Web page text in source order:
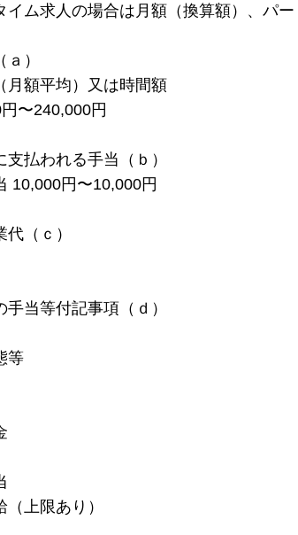
ム求人の場合は月額（換算額）、パー
）
月額平均）又は時間額
〜240,000円
支払われる手当（ｂ）
10,000円〜10,000円
代（ｃ）
手当等付記事項（ｄ）
等
（上限あり）